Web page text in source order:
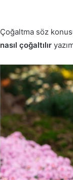
Çoğaltma söz
nasıl çoğaltılır